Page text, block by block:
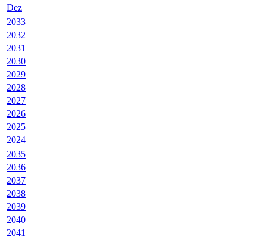
Dez
2033
2032
2031
2030
2029
2028
2027
2026
2025
2024
2035
2036
2037
2038
2039
2040
2041